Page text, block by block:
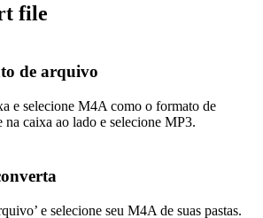
file
de arquivo
e selecione M4A como o formato de
caixa ao lado e selecione MP3.
e selecione seu M4A de suas pastas.